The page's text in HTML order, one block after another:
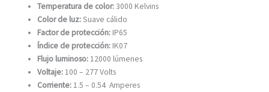
Temperatura de color:3000 Kelvins
Color de luz:Suave cálido
Factor de protección: IP65
Índice de protección: IK07
Flujo luminoso: 12000 lúmenes
Voltaje: 100 – 277 Volts
Corriente: 1.5 – 0.54 Amperes